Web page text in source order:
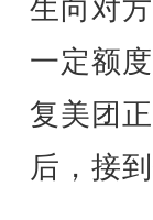
生向对
一定额
复美团
后，接